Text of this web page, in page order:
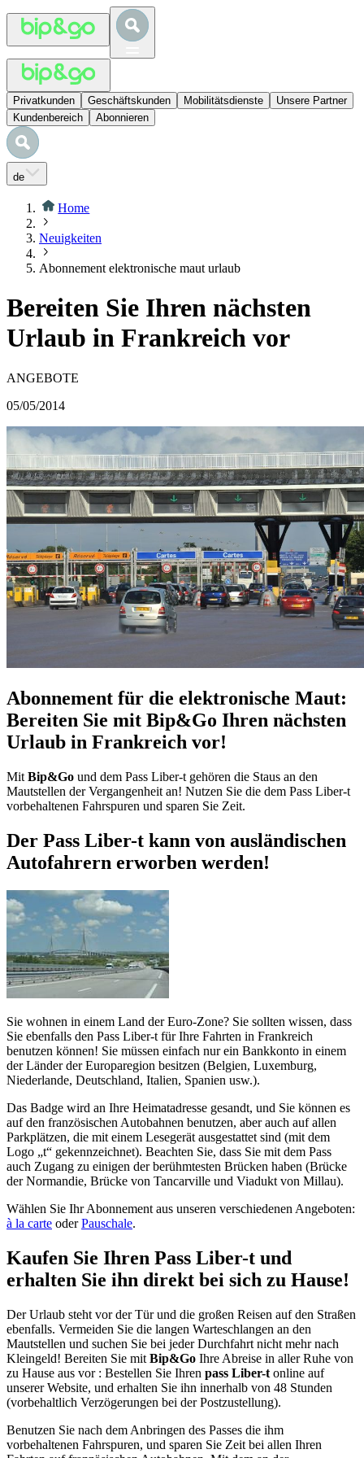
Privatkunden Geschäftskunden Mobilitätsdienste
Unsere Partner
Kundenbereich
Abonnieren
de
Home
Neuigkeiten
Abonnement elektronische maut urlaub
Bereiten Sie Ihren nächsten
Urlaub in Frankreich vor
ANGEBOTE
05/05/2014
Abonnement für die elektronische Maut:
Bereiten Sie mit Bip&Go Ihren nächsten
Urlaub in Frankreich vor!
Mit Bip&Go und dem Pass Liber-t gehören die Staus an den
Mautstellen der Vergangenheit an! Nutzen Sie die dem Pass Liber-t
vorbehaltenen Fahrspuren und sparen Sie Zeit.
Der Pass Liber-t kann von ausländischen
Autofahrern erworben werden!
Sie wohnen in einem Land der Euro-Zone? Sie sollten wissen, dass
Sie ebenfalls den Pass Liber-t für Ihre Fahrten in Frankreich
benutzen können! Sie müssen einfach nur ein Bankkonto in einem
der Länder der Europaregion besitzen (Belgien, Luxemburg,
Niederlande, Deutschland, Italien, Spanien usw.).
Das Badge wird an Ihre Heimatadresse gesandt, und Sie können es
auf den französischen Autobahnen benutzen, aber auch auf allen
Parkplätzen, die mit einem Lesegerät ausgestattet sind (mit dem
Logo „t“ gekennzeichnet). Beachten Sie, dass Sie mit dem Pass
auch Zugang zu einigen der berühmtesten Brücken haben (Brücke
der Normandie, Brücke von Tancarville und Viadukt von Millau).
Wählen Sie Ihr Abonnement aus unseren verschiedenen Angeboten:
à la carte oderPauschale.
Kaufen Sie Ihren Pass Liber-t und
erhalten Sie ihn direkt bei sich zu Hause!
Der Urlaub steht vor der Tür und die großen Reisen auf den Straßen
ebenfalls. Vermeiden Sie die langen Warteschlangen an den
Mautstellen und suchen Sie bei jeder Durchfahrt nicht mehr nach
Kleingeld! Bereiten Sie mit Bip&Go Ihre Abreise in aller Ruhe von
zu Hause aus vor : Bestellen Sie Ihren pass Liber-t online auf
unserer Website, und erhalten Sie ihn innerhalb von 48 Stunden
(vorbehaltlich Verzögerungen bei der Postzustellung).
Benutzen Sie nach dem Anbringen des Passes die ihm
vorbehaltenen Fahrspuren, und sparen Sie Zeit bei allen Ihren